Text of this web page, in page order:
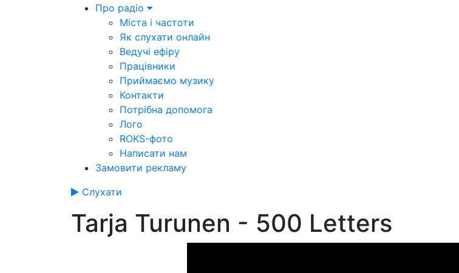
Про радіо
Міста і частоти
Як слухати онлайн
Ведучі ефіру
Працівники
Приймаємо музику
Контакти
Потрібна допомога
Лого
ROKS-фото
Написати нам
Замовити рекламу
Слухати
Tarja Turunen - 500 Letters